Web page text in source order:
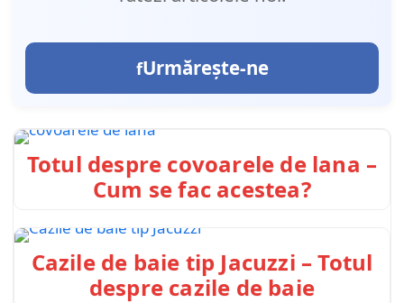
Urmărește-ne
Totul despre covoarele de lana –
Cum se fac acestea?
Cazile de baie tip Jacuzzi – Totul
despre cazile de baie